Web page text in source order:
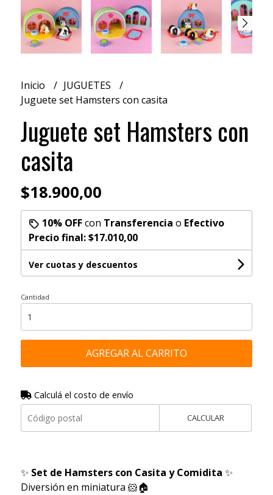
Inicio
JUGUETES
Juguete set Hamsters con casita
Juguete set Hamsters con
casita
$18.900,00
10% OFFcon Transferencia o Efectivo
Precio final:$17.010,00
Ver cuotas y descuentos
Cantidad
AGREGAR AL CARRITO
Calculá el costo de envío
CALCULAR
✨ Set de Hamsters con Casita y Comidita ✨
Diversión en miniatura 🐹🏠